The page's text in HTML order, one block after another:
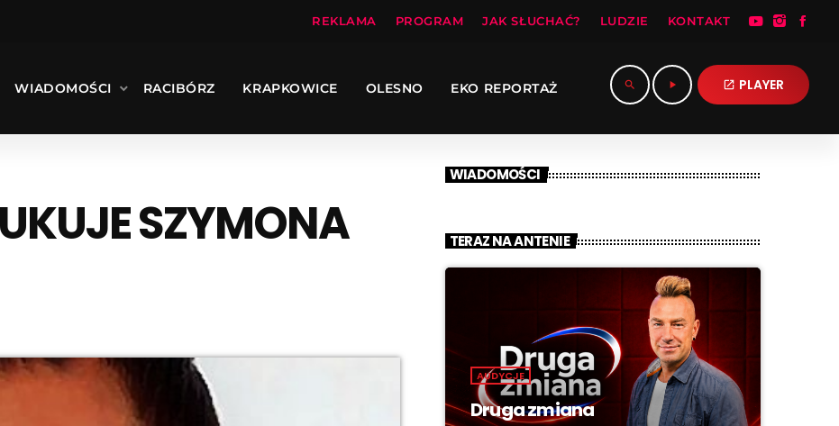
REKLAMA PROGRAM JAK SŁUCHAĆ? LUDZIE KONTAKT
WIADOMOŚCI RACIBÓRZ KRAPKOWICE OLESNO EKO REPORTAŻ search play_arrow open_in_new PLAYER
SZYMONA
WIADOMOŚCI
TERAZ NA ANTENIE
AUDYCJE
Druga zmiana